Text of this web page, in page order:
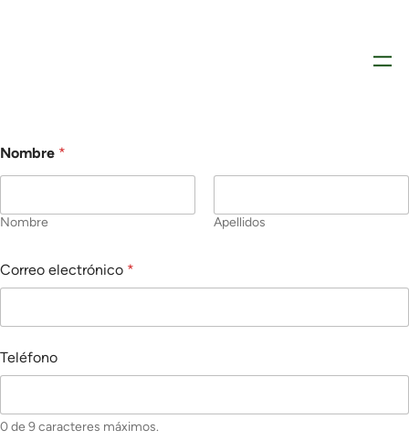
Nombre *
Nombre Apellidos
Correo electrónico *
Teléfono
0 de 9 caracteres máximos.